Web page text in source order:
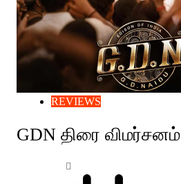
REVIEWS
GDN திரை விமர்சனம்